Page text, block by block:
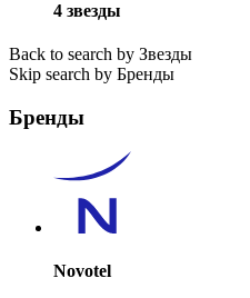
4 звезды
Back to search by Звезды
Skip search by Бренды
Бренды
Novotel